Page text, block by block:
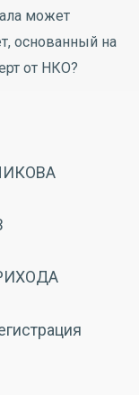
может
основанный на
от НКО?